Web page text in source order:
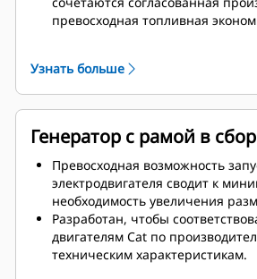
превосходная топливная
Узнать больше
Генератор с рамой в
Превосходная возможность
электродвигателя сводит к
необходимость увеличения
Разработан, чтобы
двигателям Cat по
техническим характеристикам.